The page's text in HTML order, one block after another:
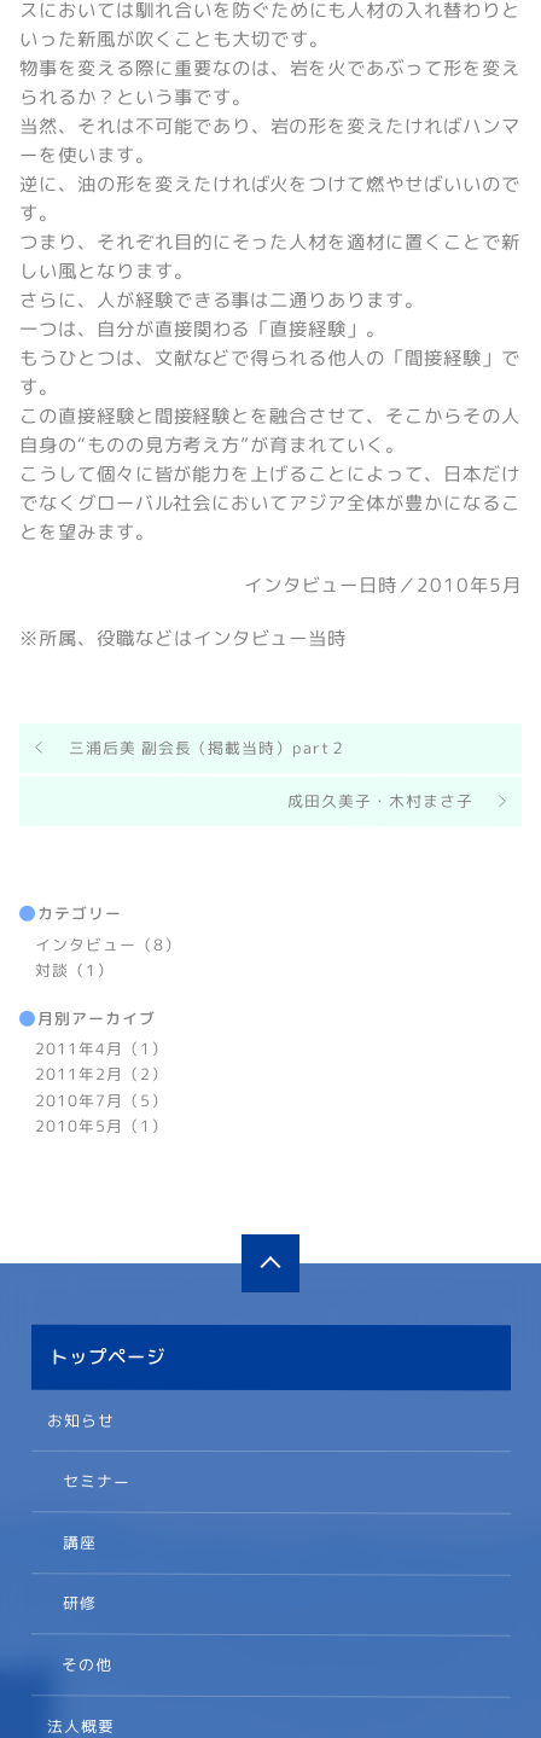
スにおいては馴れ合いを防ぐためにも人材の入れ替わりと
いった新風が吹くことも大切です。
物事を変える際に重要なのは、岩を火であぶって形を変え
られるか？という事です。
当然、それは不可能であり、岩の形を変えたければハンマ
ーを使います。
逆に、油の形を変えたければ火をつけて燃やせばいいので
す。
つまり、それぞれ目的にそった人材を適材に置くことで新
しい風となります。
さらに、人が経験できる事は二通りあります。
一つは、自分が直接関わる「直接経験」。
もうひとつは、文献などで得られる他人の「間接経験」で
す。
この直接経験と間接経験とを融合させて、そこからその人
自身の“ものの見方考え方”が育まれていく。
こうして個々に皆が能力を上げることによって、日本だけ
でなくグローバル社会においてアジア全体が豊かになるこ
とを望みます。
インタビュー日時／2010年5月
※所属、役職などはインタビュー当時
三浦后美 副会長（掲載当時）part２
成田久美子・木村まさ子
カテゴリー
インタビュー（8）
対談（1）
月別アーカイブ
2011年4月（1）
2011年2月（2）
2010年7月（5）
2010年5月（1）
トップページ
お知らせ
セミナー
講座
研修
その他
法人概要